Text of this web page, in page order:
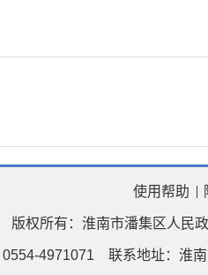
使用帮助
版权所有：淮南市潘集区人民
4971071 联系地址：淮